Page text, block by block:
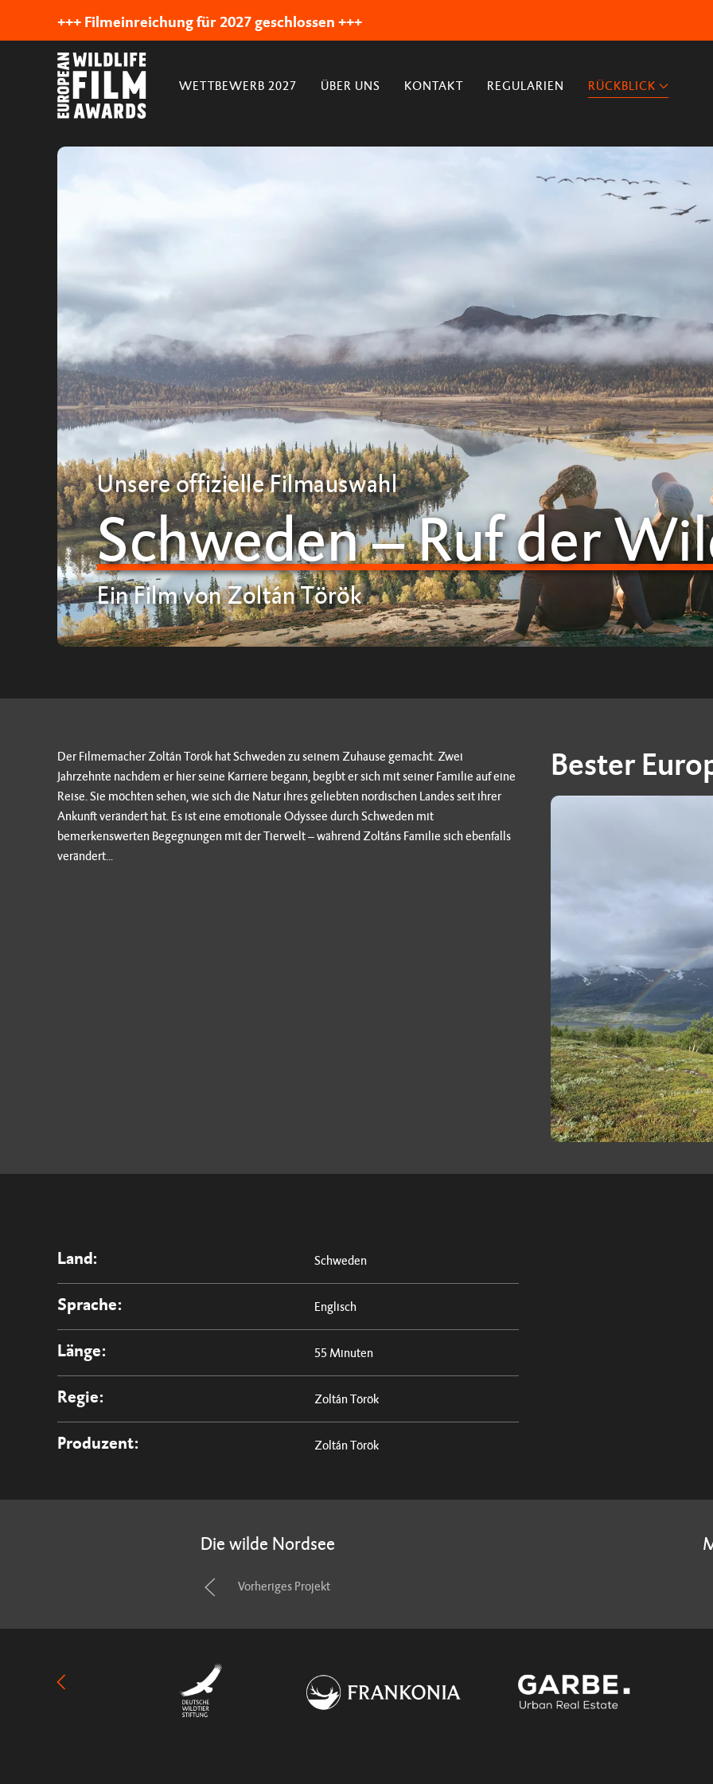
+++ Filmeinreichung für 2027 geschlossen +++
WETTBEWERB 2027 ÜBER UNS KONTAKT REGULARIEN RÜCKBLICK
Unsere offizielle Filmauswahl
Schweden – Ruf der
Ein Film von Zoltán Török
Der Filmemacher Zoltán Török hat Schweden zu seinem Zuhause gemacht. Zwei
Jahrzehnte nachdem er hier seine Karriere begann, begibt er sich mit seiner Familie auf eine
Reise. Sie möchten sehen, wie sich die Natur ihres geliebten nordischen Landes seit ihrer
Ankunft verändert hat. Es ist eine emotionale Odyssee durch Schweden mit
bemerkenswerten Begegnungen mit der Tierwelt – während Zoltáns Familie sich ebenfalls
verändert...
Bester
Land: Schweden
Sprache: Englisch
Länge: 55 Minuten
Regie: Zoltán Török
Produzent: Zoltán Török
Die wilde Nordsee
Vorheriges Projekt